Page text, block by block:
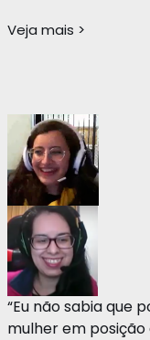
Veja mais >
“Eu não sabia que
mulher em posição